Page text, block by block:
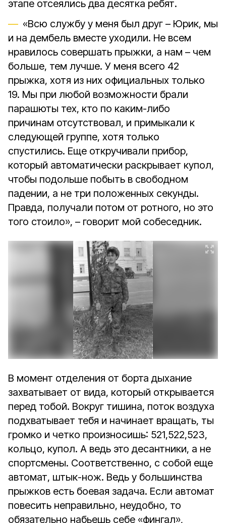
этапе отсеялись два десятка ребят.
«Всю службу у меня был друг – Юрик, мы
и на дембель вместе уходили. Не всем
нравилось совершать прыжки, а нам – чем
больше, тем лучше. У меня всего 42
прыжка, хотя из них официальных только
19. Мы при любой возможности брали
парашюты тех, кто по каким-либо
причинам отсутствовал, и примыкали к
следующей группе, хотя только
спустились. Еще откручивали прибор,
который автоматически раскрывает купол,
чтобы подольше побыть в свободном
падении, а не три положенных секунды.
Правда, получали потом от ротного, но это
того стоило», – говорит мой собеседник.
В момент отделения от борта дыхание
захватывает от вида, который открывается
перед тобой. Вокруг тишина, поток воздуха
подхватывает тебя и начинает вращать, ты
громко и четко произносишь: 521,522,523,
кольцо, купол. А ведь это десантники, а не
спортсмены. Соответственно, с собой еще
автомат, штык-нож. Ведь у большинства
прыжков есть боевая задача. Если автомат
повесить неправильно, неудобно, то
обязательно набьешь себе «фингал»,